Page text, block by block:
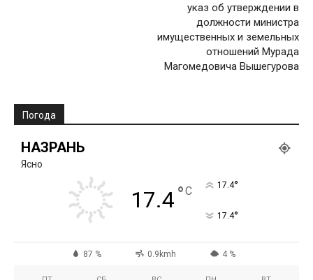
указ об утверждении в
должности министра
имущественных и земельных
отношений Мурада
Магомедовича Вышегурова
Погода
НАЗРАНЬ
Ясно
17.4°C 17.4°
17.4°
87 % 0.9kmh 4 %